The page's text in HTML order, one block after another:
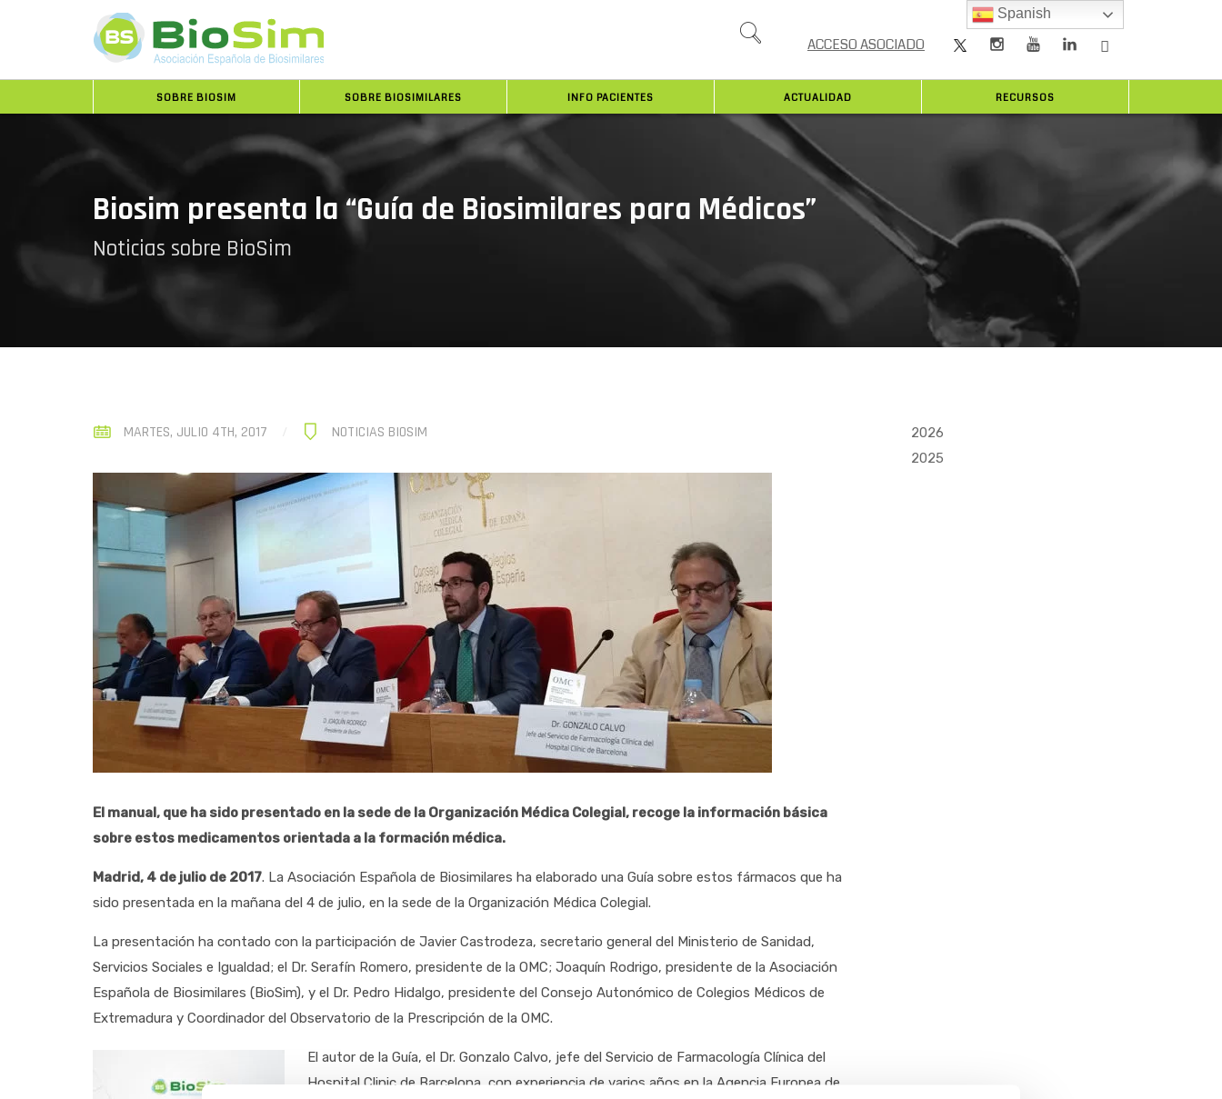
SOBRE BIOSIM SOBRE BIOSIMILARES INFO PACIENTES ACTUALIDAD RECURSOS
ACCESO ASOCIADO
Biosim presenta la “Guía de Biosimilares para Médicos”
Noticias sobre BioSim
MARTES, JULIO 4TH, 2017 NOTICIAS BIOSIM
El manual, que ha sido presentado en la sede de la Organización Médica Colegial, recoge la información básica
sobre estos medicamentos orientada a la formación médica.
Madrid, 4 de julio de 2017. La Asociación Española de Biosimilares ha elaborado una Guía sobre estos fármacos que ha
sido presentada en la mañana del 4 de julio, en la sede de la Organización Médica Colegial.
La presentación ha contado con la participación de Javier Castrodeza, secretario general del Ministerio de Sanidad,
Servicios Sociales e Igualdad; el Dr. Serafín Romero, presidente de la OMC; Joaquín Rodrigo, presidente de la Asociación
Española de Biosimilares (BioSim), y el Dr. Pedro Hidalgo, presidente del Consejo Autonómico de Colegios Médicos de
Extremadura y Coordinador del Observatorio de la Prescripción de la OMC.
El autor de la Guía, el Dr. Gonzalo Calvo, jefe del Servicio de Farmacología Clínica del
Hospital Clinic de Barcelona, con experiencia de varios años en la Agencia Europea de
2026
2025
Spanish